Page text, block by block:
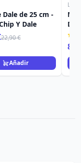
Dale de 25 cm -
Y Dale
22,90 €
Añadir